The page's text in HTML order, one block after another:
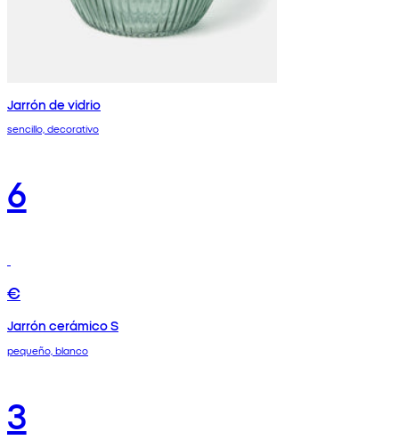
Jarrón de vidrio
sencillo, decorativo
6
€
Jarrón cerámico S
pequeño, blanco
3